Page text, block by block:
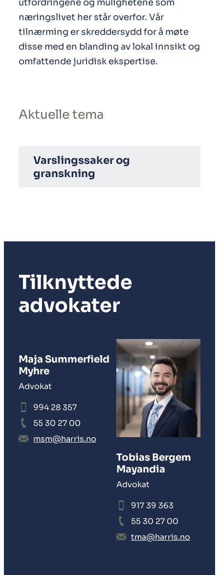
utfordringene og mulighetene som
næringslivet her står overfor. Vår
tilnærming er skreddersydd for å møte
disse med en blanding av lokal innsikt og
omfattende juridisk ekspertise.
Aktuelle tema
Varslingssaker og
granskning
Tilknyttede
advokater
Maja Summerfield
Myhre
Advokat
994 28 357
55 30 27 00
msm@harris.no
Tobias Bergem
Mayandia
Advokat
917 39 363
55 30 27 00
tma@harris.no